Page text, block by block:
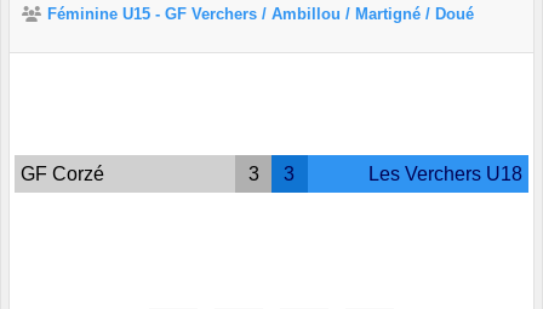
Féminine U15 - GF Verchers / Ambillou / Martigné / Doué
GF Corzé 3 3 Les Verchers U18